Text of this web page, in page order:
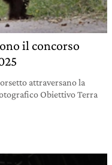
il concorso
attraversano la
Obiettivo Terra